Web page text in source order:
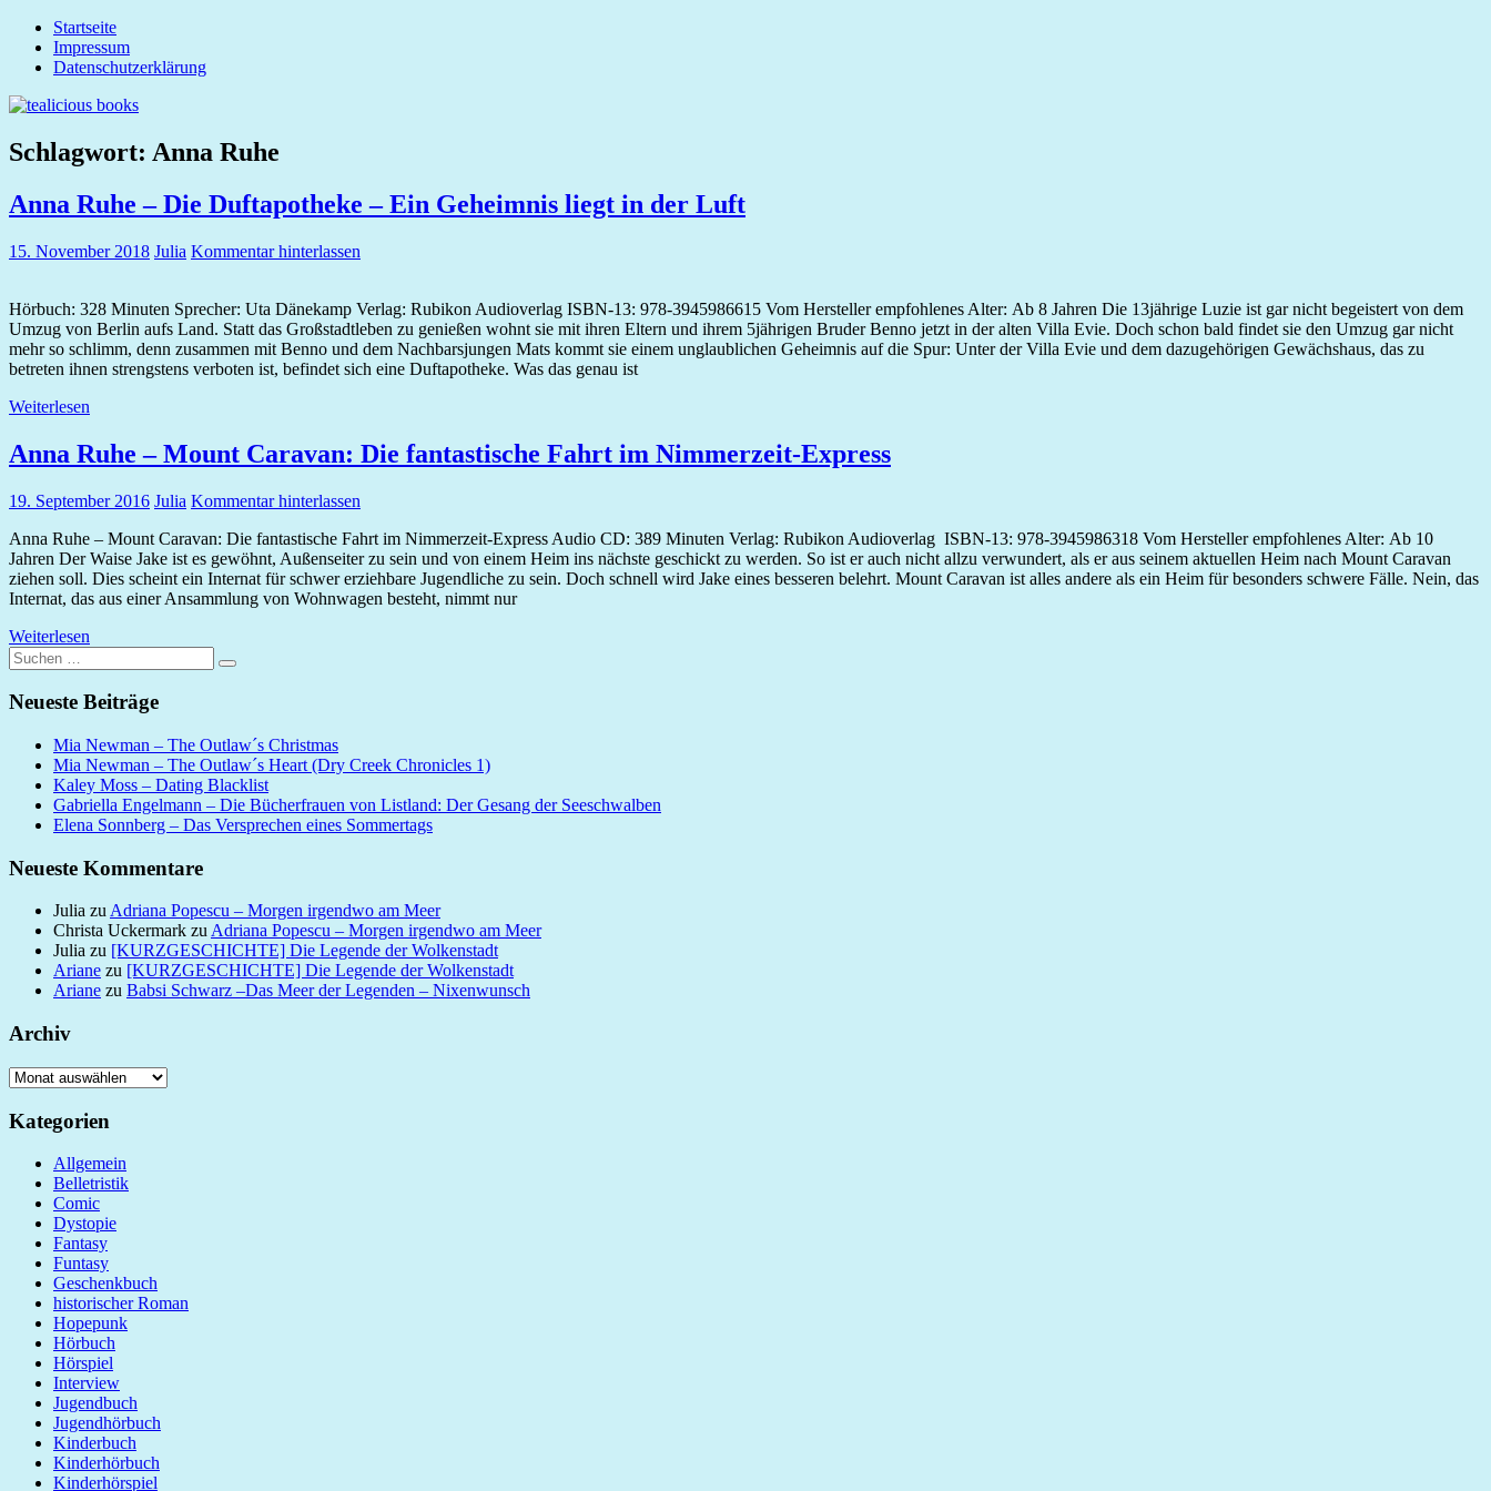
Zum
Inhalt
springen
tealicious
books
Startseite
Impressum
Datenschutzerklärung
Schlagwort: Anna Ruhe
Anna Ruhe – Die Duftapotheke – Ein Geheimnis liegt in der Luft
15. November 2018 Julia Kommentar hinterlassen
Hörbuch: 328 Minuten Sprecher: Uta Dänekamp Verlag: Rubikon Audioverlag ISBN-13: 978-3945986615 Vom Hersteller empfohlenes Alter: Ab 8 Jahren Die 13jährige Luzie ist gar nicht begeistert von dem
Umzug von Berlin aufs Land. Statt das Großstadtleben zu genießen wohnt sie mit ihren Eltern und ihrem 5jährigen Bruder Benno jetzt in der alten Villa Evie. Doch schon bald findet sie den Umzug gar nicht
mehr so schlimm, denn zusammen mit Benno und dem Nachbarsjungen Mats kommt sie einem unglaublichen Geheimnis auf die Spur: Unter der Villa Evie und dem dazugehörigen Gewächshaus, das zu
betreten ihnen strengstens verboten ist, befindet sich eine Duftapotheke. Was das genau ist
Weiterlesen
Anna Ruhe – Mount Caravan: Die fantastische Fahrt im Nimmerzeit-Express
19. September 2016 Julia Kommentar hinterlassen
Anna Ruhe – Mount Caravan: Die fantastische Fahrt im Nimmerzeit-Express Audio CD: 389 Minuten Verlag: Rubikon Audioverlag ISBN-13: 978-3945986318 Vom Hersteller empfohlenes Alter: Ab 10
Jahren Der Waise Jake ist es gewöhnt, Außenseiter zu sein und von einem Heim ins nächste geschickt zu werden. So ist er auch nicht allzu verwundert, als er aus seinem aktuellen Heim nach Mount Caravan
ziehen soll. Dies scheint ein Internat für schwer erziehbare Jugendliche zu sein. Doch schnell wird Jake eines besseren belehrt. Mount Caravan ist alles andere als ein Heim für besonders schwere Fälle. Nein, das
Internat, das aus einer Ansammlung von Wohnwagen besteht, nimmt nur
Weiterlesen
Suchen
nach:
Suchen
Neueste Beiträge
Mia Newman – The Outlaw´s Christmas
Mia Newman – The Outlaw´s Heart (Dry Creek Chronicles 1)
Kaley Moss – Dating Blacklist
Gabriella Engelmann – Die Bücherfrauen von Listland: Der Gesang der Seeschwalben
Elena Sonnberg – Das Versprechen eines Sommertags
Neueste Kommentare
Julia zuAdriana Popescu – Morgen irgendwo am Meer
Christa Uckermark zuAdriana Popescu – Morgen irgendwo am Meer
Julia zu [KURZGESCHICHTE] Die Legende der Wolkenstadt
Ariane zu [KURZGESCHICHTE] Die Legende der Wolkenstadt
Ariane zu Babsi Schwarz –Das Meer der Legenden – Nixenwunsch
Archiv
Archiv
Kategorien
Allgemein
Belletristik
Comic
Dystopie
Fantasy
Funtasy
Geschenkbuch
historischer Roman
Hopepunk
Hörbuch
Hörspiel
Interview
Jugendbuch
Jugendhörbuch
Kinderbuch
Kinderhörbuch
Kinderhörspiel